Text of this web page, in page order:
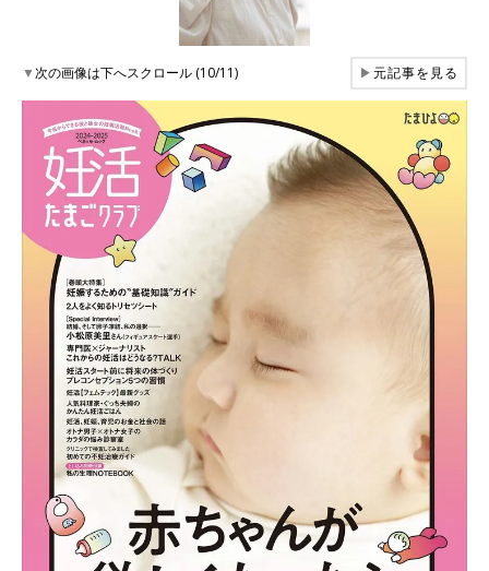
▼次の画像は下へスクロール (10/11) ▶元記事を見る